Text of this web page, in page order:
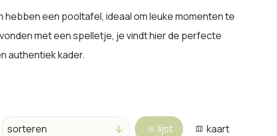
een pooltafel, ideaal om leuke momenten te
met een spelletje, je vindt hier de perfecte
authentiek kader.
lijst kaart